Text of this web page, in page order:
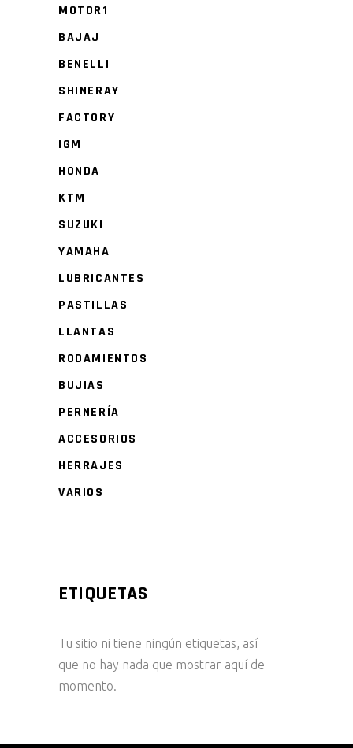
MOTOR1
BAJAJ
BENELLI
SHINERAY
FACTORY
IGM
HONDA
KTM
SUZUKI
YAMAHA
LUBRICANTES
PASTILLAS
LLANTAS
RODAMIENTOS
BUJIAS
PERNERÍA
ACCESORIOS
HERRAJES
VARIOS
ETIQUETAS
Tu sitio ni tiene ningún etiquetas, así
que no hay nada que mostrar aquí de
momento.